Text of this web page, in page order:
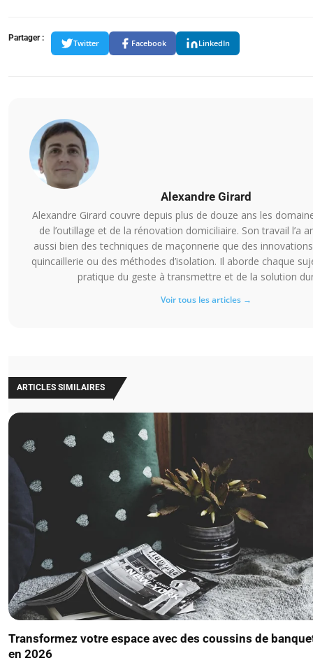
Partager :
Twitter Facebook LinkedIn
Alexandre Girard
Alexandre Girard couvre depuis plus de douze ans les
de l’outillage et de la rénovation domiciliaire. Son travail l’a
aussi bien des techniques de maçonnerie que des
quincaillerie ou des méthodes d’isolation. Il aborde chaque
pratique du geste à transmettre et de la solution
Voir tous les articles →
ARTICLES SIMILAIRES
Transformez votre espace avec des coussins de
en 2026